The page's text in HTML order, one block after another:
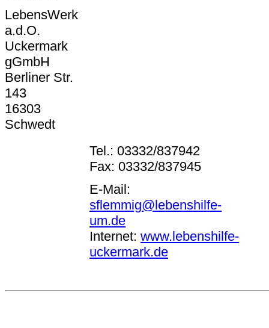
LebensWerk
a.d.O.
Uckermark
gGmbH
Berliner Str.
143
16303
Schwedt
Tel.: 03332/837942
Fax: 03332/837945
E-Mail:
sflemmig@lebenshilfe-
um.de
Internet: www.lebenshilfe-
uckermark.de